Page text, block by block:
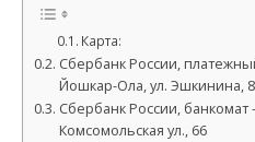
Карта:
Сбербанк России,
Йошкар-Ола, ул. Эшкинина, 8
Сбербанк России,
Комсомольская ул., 66